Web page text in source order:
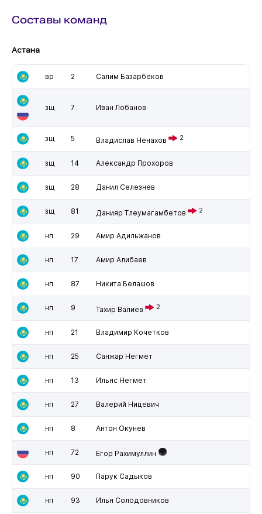
Составы команд
Астана
вр 2 Салим Базарбеков
зщ 7 Иван Лобанов
зщ 5 Владислав Ненахов 2
зщ 14 Александр Прохоров
зщ 28 Данил Селезнев
зщ 81 Данияр Тлеумагамбетов 2
нп 29 Амир Адильжанов
нп 17 Амир Алибаев
нп 87 Никита Белашов
нп 9 Тахир Валиев 2
нп 21 Владимир Кочетков
нп 25 Санжар Негмет
нп 13 Ильяс Негмет
нп 27 Валерий Ницевич
нп 8 Антон Окунев
нп 72 Егор Рахимуллин
нп 90 Парук Садыков
нп 93 Илья Солодовников